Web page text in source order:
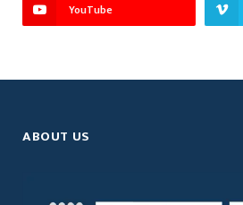
YouTube
ABOUT US